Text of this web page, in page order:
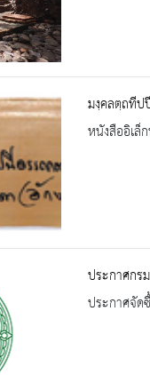
มงฺคลตฺถที
หนังสืออิเล็
ประกาศกร
ประกาศจัด